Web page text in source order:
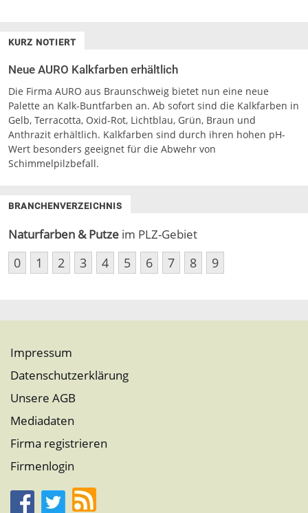
KURZ NOTIERT
Neue AURO Kalkfarben erhältlich
Die Firma AURO aus Braunschweig bietet nun eine neue
Palette an Kalk-Buntfarben an. Ab sofort sind die Kalkfarben in
Gelb, Terracotta, Oxid-Rot, Lichtblau, Grün, Braun und
Anthrazit erhältlich. Kalkfarben sind durch ihren hohen pH-
Wert besonders geeignet für die Abwehr von
Schimmelpilzbefall.
BRANCHENVERZEICHNIS
Naturfarben & Putze im PLZ-Gebiet
0 1 2 3 4 5 6 7 8 9
Impressum
Datenschutzerklärung
Unsere AGB
Mediadaten
Firma registrieren
Firmenlogin